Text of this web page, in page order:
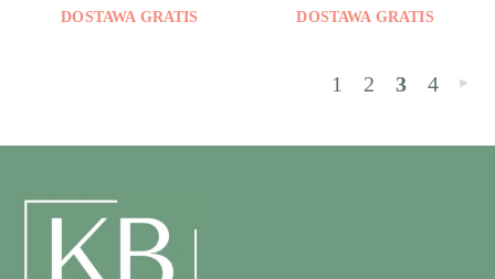
DOSTAWA GRATIS DOSTAWA GRATIS
1 2 3 4 »